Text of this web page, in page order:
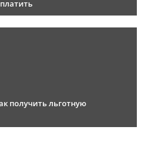
получить льготную